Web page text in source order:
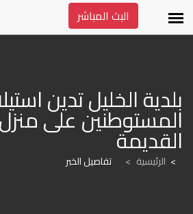
البث المباشر
القديمة
الرئيسية > تفاصيل الخبر